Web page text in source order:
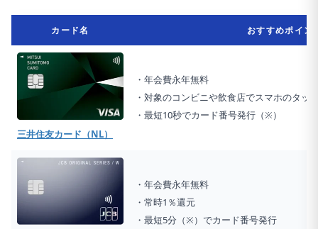
カード名 おすすめポイン
三井住友カード（NL）
・年会費永年無料
・対象のコンビニや飲食店でスマホのタッ
・最短10秒でカード番号発行（※）
・年会費永年無料
・常時1％還元
・最短5分（※）でカード番号発行